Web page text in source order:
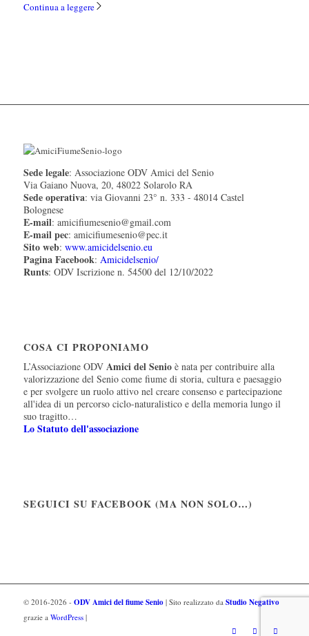
Continua a leggere
Sede legale: Associazione ODV Amici del Senio
Via Gaiano Nuova, 20, 48022 Solarolo RA
Sede operativa: via Giovanni 23° n. 333 - 48014 Castel
Bolognese
E-mail: amicifiumesenio@gmail.com
E-mail pec: amicifiumesenio@pec.it
Sito web: www.amicidelsenio.eu
Pagina Facebook: Amicidelsenio/
Runts: ODV Iscrizione n. 54500 del 12/10/2022
COSA CI PROPONIAMO
L’Associazione ODV Amici del Senioè nata per contribuire alla
valorizzazione del Senio come fiume di storia, cultura e paesaggio
e per svolgere un ruolo attivo nel creare consenso e partecipazione
all'idea di un percorso ciclo-naturalistico e della memoria lungo il
suo tragitto…
Lo Statuto dell'associazione
SEGUICI SU FACEBOOK (MA NON SOLO…)
© 2016-2026 - ODV Amici del fiume Senio| Sito realizzato da Studio Negativo
grazie a WordPress|